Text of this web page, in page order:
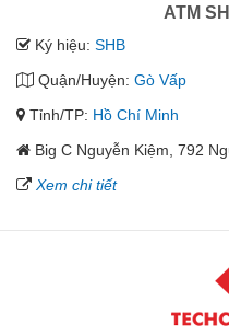
ATM
Ký hiệu: SHB
Quận/Huyện: Gò Vấp
Tỉnh/TP: Hồ Chí Minh
Big C Nguyễn Kiệm, 792
Xem chi tiết